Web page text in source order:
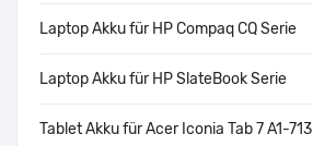
Laptop Akku für HP Compaq CQ Serie
Laptop Akku für HP SlateBook Serie
Tablet Akku für Acer Iconia Tab 7 A1-713